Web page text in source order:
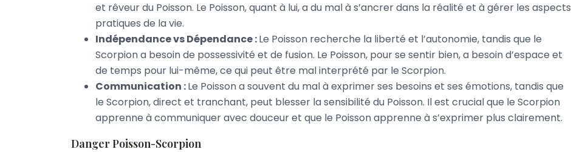
et rêveur du Poisson. Le Poisson, quant à lui, a du mal à s’ancrer dans la réalité et à gérer les aspects
pratiques de la vie.
Indépendance vs Dépendance :Le Poisson recherche la liberté et l’autonomie, tandis que le
Scorpion a besoin de possessivité et de fusion. Le Poisson, pour se sentir bien, a besoin d’espace et
de temps pour lui-même, ce qui peut être mal interprété par le Scorpion.
Communication :Le Poisson a souvent du mal à exprimer ses besoins et ses émotions, tandis que
le Scorpion, direct et tranchant, peut blesser la sensibilité du Poisson. Il est crucial que le Scorpion
apprenne à communiquer avec douceur et que le Poisson apprenne à s’exprimer plus clairement.
Danger Poisson-Scorpion